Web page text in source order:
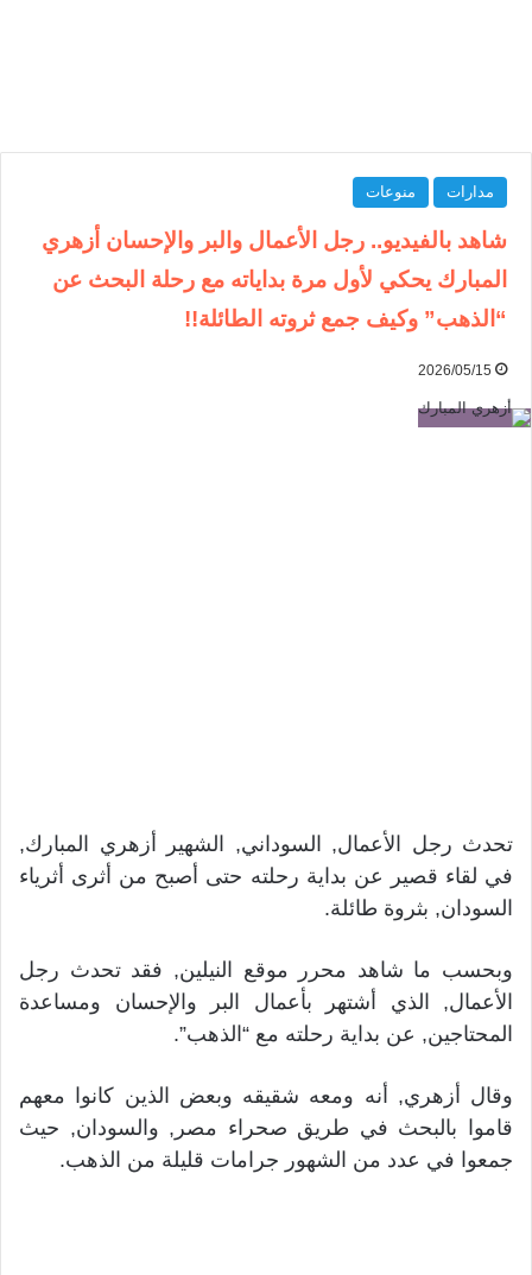
مدارات منوعات
شاهد بالفيديو.. رجل الأعمال والبر والإحسان أزهري
المبارك يحكي لأول مرة بداياته مع رحلة البحث عن
“الذهب” وكيف جمع ثروته الطائلة!!
2026/05/15
تحدث رجل الأعمال, السوداني, الشهير أزهري المبارك,
في لقاء قصير عن بداية رحلته حتى أصبح من أثرى أثرياء
السودان, بثروة طائلة.
وبحسب ما شاهد محرر موقع النيلين, فقد تحدث رجل
الأعمال, الذي أشتهر بأعمال البر والإحسان ومساعدة
المحتاجين, عن بداية رحلته مع “الذهب”.
وقال أزهري, أنه ومعه شقيقه وبعض الذين كانوا معهم
قاموا بالبحث في طريق صحراء مصر, والسودان, حيث
جمعوا في عدد من الشهور جرامات قليلة من الذهب.